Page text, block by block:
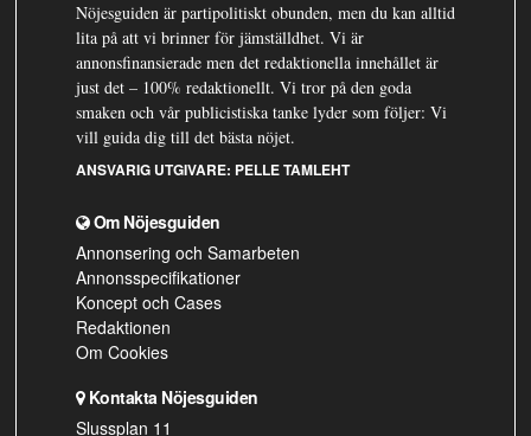
Nöjesguiden är partipolitiskt obunden, men du kan alltid
lita på att vi brinner för jämställdhet. Vi är
annonsfinansierade men det redaktionella innehållet är
just det – 100% redaktionellt. Vi tror på den goda
smaken och vår publicistiska tanke lyder som följer: Vi
vill guida dig till det bästa nöjet.
ANSVARIG UTGIVARE: PELLE TAMLEHT
Om Nöjesguiden
Annonsering och Samarbeten
Annonsspecifikationer
Koncept och Cases
Redaktionen
Om Cookies
Kontakta Nöjesguiden
Slussplan 11